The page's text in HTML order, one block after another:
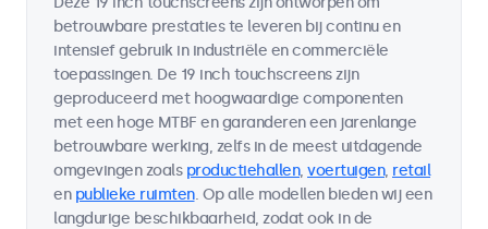
betrouwbare prestaties te leveren bij continu en
intensief gebruik in industriële en commerciële
toepassingen. De 19 inch touchscreens zijn
geproduceerd met hoogwaardige componenten
met een hoge MTBF en garanderen een jarenlange
betrouwbare werking, zelfs in de meest uitdagende
omgevingen zoals productiehallen, voertuigen, retail
en publieke ruimten. Op alle modellen bieden wij een
langdurige beschikbaarheid, zodat ook in de